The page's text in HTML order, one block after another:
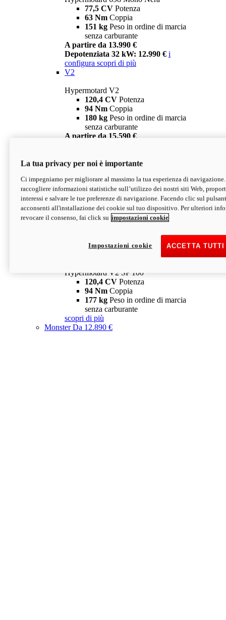
77,5 CV Potenza
63 Nm Coppia
151 kg Peso in ordine di marcia
senza carburante
A partire da 13.990 €
Depotenziata 32 kW: 12.990 € i
configura scopri di più
V2
Hypermotard V2
120,4 CV Potenza
94 Nm Coppia
180 kg Peso in ordine di marcia
senza carburante
A partire da 15.590 €
V2 SP
Hypermotard V2 SP
120,4 CVPotenza
94 NmCoppia
177 kgPeso in ordine di marcia
senza carburante
Depotenziata 35 kW: 18.890 € i
configura scopri di più
Hypermotard V2 SP 100
120,4 CV Potenza
94 Nm Coppia
177 kg Peso in ordine di marcia
senza carburante
scopri di più
MonsterDa 12.890 €
La tua privacy per noi è importante
Ci impegniamo per migliorare al massimo la tua esperienza di
raccogliere informazioni statistiche sull’utilizzo dei nostri siti Web,
interessi e salvare le tue preferenze di navigazione. Facendo clic sul
acconsenti all'installazione dei cookie sul tuo dispositivo. Per ulteriori
revocare il consenso, fai click su impostazioni cookie
ACCETTA
Impostazioni cookie